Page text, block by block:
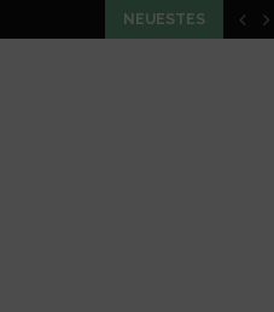
NEUESTES